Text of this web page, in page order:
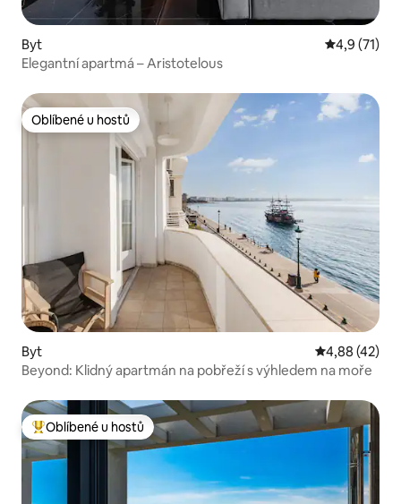
Byt Průměrné
4,9 (71)
Elegantní apartmá – Aristotelous
Oblíbené u hostů
Oblíbené u hostů
Byt Průměrné
4,88 (42)
Beyond: Klidný apartmán na pobřeží s výhledem na moře
Nejlepší v kategorii Oblíbené u hostů
Oblíbené u hostů